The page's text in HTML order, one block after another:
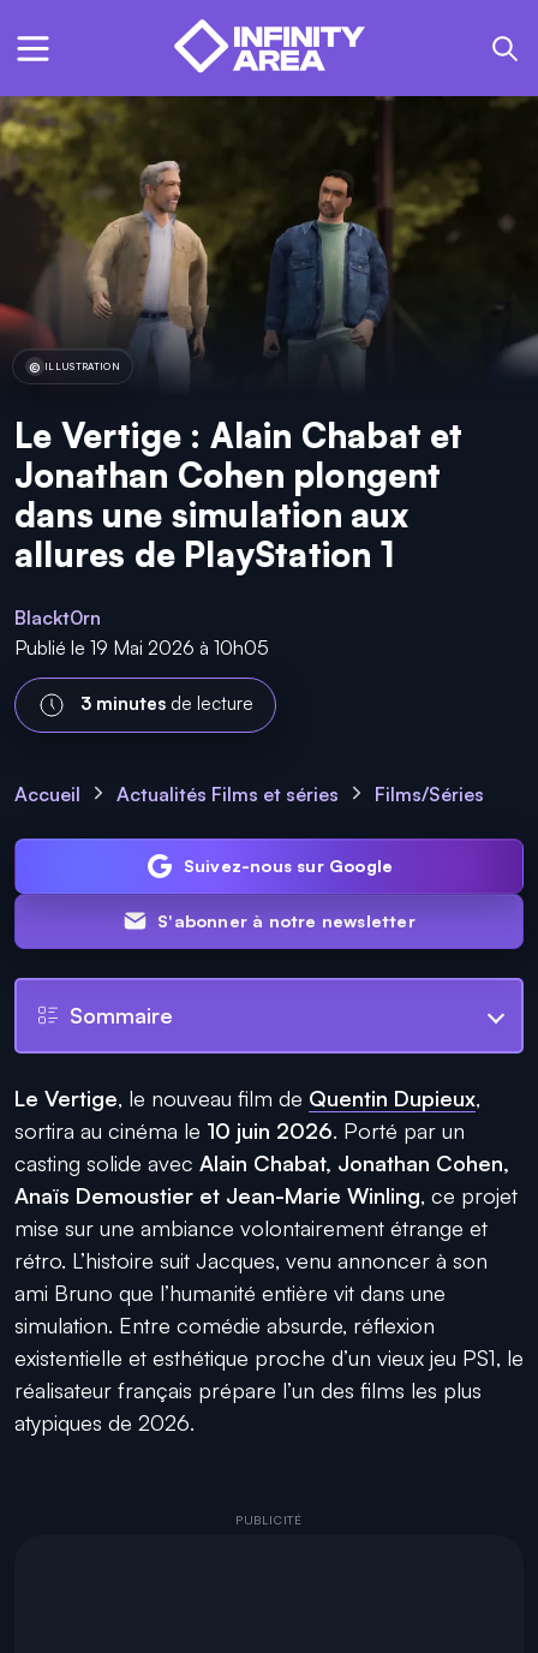
ILLUSTRATION
Le Vertige : Alain Chabat et
Jonathan Cohen plongent
dans une simulation aux
allures de PlayStation 1
Blackt0rn
Publié le 19 Mai 2026 à 10h05
3 minutes de lecture
Accueil Actualités Films et séries Films/Séries
Suivez-nous sur Google
S'abonner à notre newsletter
Sommaire
Le Vertige, le nouveau film de Quentin Dupieux,
sortira au cinéma le 10 juin 2026. Porté par un
casting solide avec Alain Chabat, Jonathan Cohen,
Anaïs Demoustier et Jean-Marie Winling, ce projet
mise sur une ambiance volontairement étrange et
rétro. L’histoire suit Jacques, venu annoncer à son
ami Bruno que l’humanité entière vit dans une
simulation. Entre comédie absurde, réflexion
existentielle et esthétique proche d’un vieux jeu PS1, le
réalisateur français prépare l’un des films les plus
atypiques de 2026.